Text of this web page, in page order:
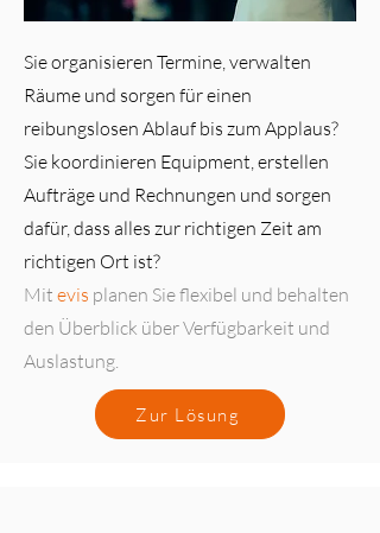
Sie organisieren Termine, verwalten
Räume und sorgen für einen
reibungslosen Ablauf bis zum Applaus?
Sie koordinieren Equipment, erstellen
Aufträge und Rechnungen und sorgen
dafür, dass alles zur richtigen Zeit am
richtigen Ort ist?
Mit evis planen Sie flexibel und behalten
den Überblick über Verfügbarkeit und
Auslastung.
Zur Lösung